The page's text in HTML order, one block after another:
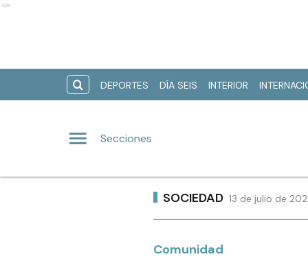
Ads
DEPORTES DÍA SEIS INTERIOR
Secciones
SOCIEDAD 13 de julio de
Comunidad